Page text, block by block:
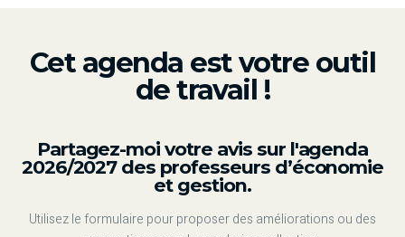
Cet agenda est votre outil
de travail !
Partagez-moi votre avis sur l'agenda
2026/2027 des professeurs d’économie
et gestion.
Utilisez le formulaire pour proposer des améliorations ou des